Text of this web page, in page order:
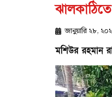
জানুয়ারি ২৮,
মশিউর রহমান